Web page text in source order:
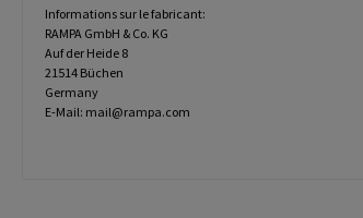
Informations sur le fabricant:
RAMPA GmbH & Co. KG
Auf der Heide 8
21514 Büchen
Germany
E-Mail: mail@rampa.com